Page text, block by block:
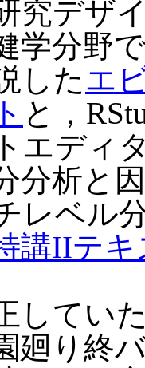
究デザ
学分野
したエ
と，
エディ
分析と
レベル
講IIテキ
してい
廻り終